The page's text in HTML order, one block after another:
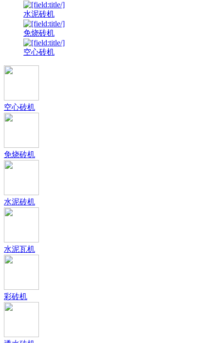
水泥砖机
免烧砖机
空心砖机
空心砖机
免烧砖机
水泥砖机
水泥瓦机
彩砖机